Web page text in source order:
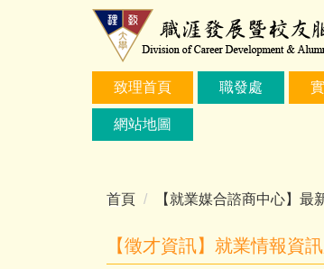
致理首頁 職發處
網站地圖
首頁 【就業媒合諮商中心】最
【徵才資訊】就業情報資